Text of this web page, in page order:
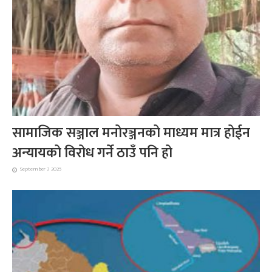
सामाजिक सञ्जाल मनोरञ्जनको माध्यम मात्र होईन
अन्यायको विरोध गर्ने ठाउँ पनि हो
September 7, 2025